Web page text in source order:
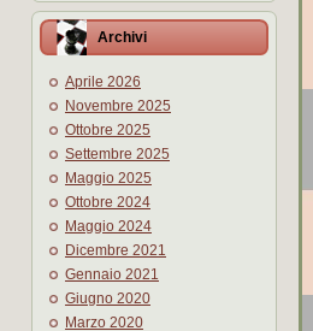
Archivi
Aprile 2026
Novembre 2025
Ottobre 2025
Settembre 2025
Maggio 2025
Ottobre 2024
Maggio 2024
Dicembre 2021
Gennaio 2021
Giugno 2020
Marzo 2020